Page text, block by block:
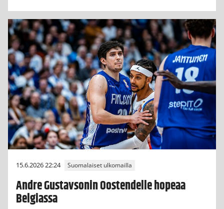
15.6.2026 22:24 Suomalaiset ulkomailla
Andre Gustavsonin Oostendelle hopeaa
Belgiassa